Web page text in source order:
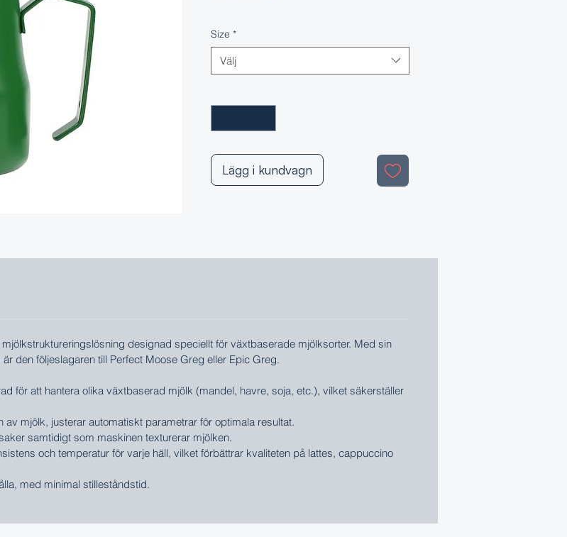
Size *
Välj
Lägg i kundvagn
designad speciellt för växtbaserade mjölksorter. Med sin
den följeslagaren till Perfect Moose Greg eller Epic Greg.
för att hantera olika växtbaserad mjölk (mandel, havre, soja, etc.), vilket säkerställer
av mjölk, justerar automatiskt parametrar för optimala resultat.
samtidigt som maskinen texturerar mjölken.
och temperatur för varje häll, vilket förbättrar kvaliteten på lattes, cappuccino
med minimal stilleståndstid.